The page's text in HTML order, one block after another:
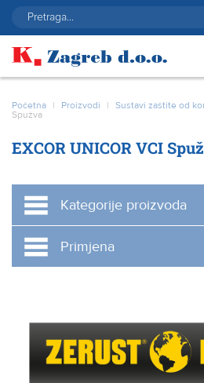
Početna | Proizvodi | Sustavi zaštite od
Spužva
EXCOR UNICOR VCI